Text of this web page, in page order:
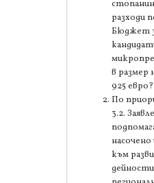
стопанин
разходи
Бюджет
в размер
925 евро?
По
3.2.
насочено
към
дейности